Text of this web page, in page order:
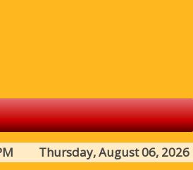
Thursday, August 06, 2026